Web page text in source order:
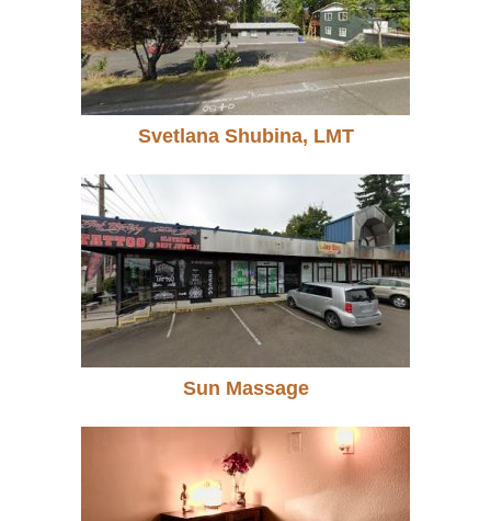
Svetlana Shubina, LMT
Sun Massage